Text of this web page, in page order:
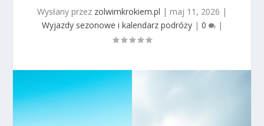
Wysłany przez zolwimkrokiem.pl | maj 11, 2026 |
Wyjazdy sezonowe i kalendarz podróży| 0 |